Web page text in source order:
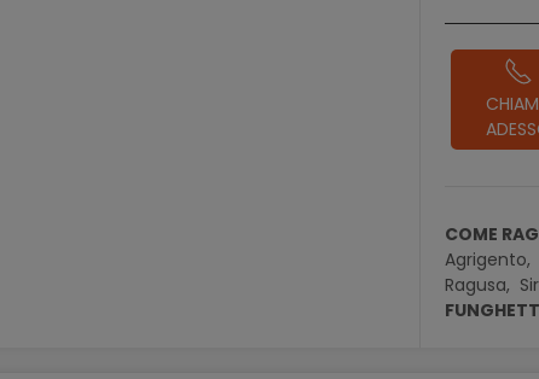
COME
Agrigento,
Ragusa,